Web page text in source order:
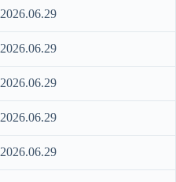
2026.06.29
2026.06.29
2026.06.29
2026.06.29
2026.06.29